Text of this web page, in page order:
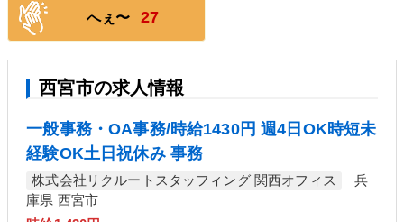
へぇ〜 27
西宮市の求人情報
一般事務・OA事務/時給1430円 週4日OK時短未
経験OK土日祝休み 事務
株式会社リクルートスタッフィング 関西オフィス
兵
庫県 西宮市